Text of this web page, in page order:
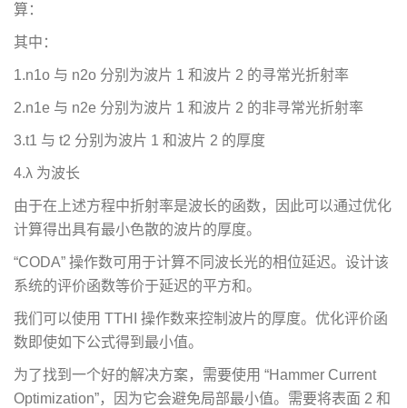
算：
其中：
1.n1o 与 n2o 分别为波片 1 和波片 2 的寻常光折射率
2.n1e 与 n2e 分别为波片 1 和波片 2 的非寻常光折射率
3.t1 与 t2 分别为波片 1 和波片 2 的厚度
4.λ 为波长
由于在上述方程中折射率是波长的函数，因此可以通过优化
计算得出具有最小色散的波片的厚度。
“CODA” 操作数可用于计算不同波长光的相位延迟。设计该
系统的评价函数等价于延迟的平方和。
我们可以使用 TTHI 操作数来控制波片的厚度。优化评价函
数即使如下公式得到最小值。
为了找到一个好的解决方案，需要使用 “Hammer Current
Optimization”，因为它会避免局部最小值。需要将表面 2 和